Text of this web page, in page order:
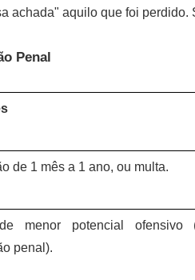
achada" aquilo que foi perdido.
Penal
de 1 mês a 1 ano, ou multa.
menor potencial ofensivo
penal).